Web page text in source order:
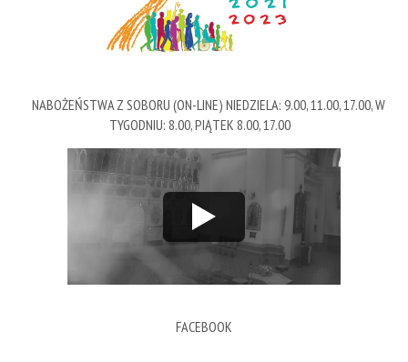
NABOŻEŃSTWA Z SOBORU (ON-LINE) NIEDZIELA: 9.00, 11.00, 17.00, W
TYGODNIU: 8.00, PIĄTEK 8.00, 17.00
FACEBOOK